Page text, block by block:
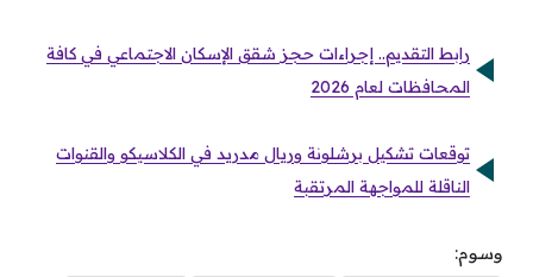
رابط التقديم.. إجراءات حجز شقق الإسكان الاجتماعي في كافة
المحافظات لعام 2026
توقعات تشكيل برشلونة وريال مدريد في الكلاسيكو والقنوات
الناقلة للمواجهة المرتقبة
وسوم: